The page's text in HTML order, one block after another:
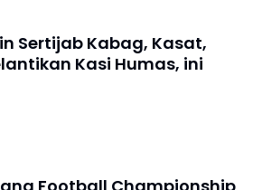
Sertijab Kabag, Kasat,
Kasi Humas, ini